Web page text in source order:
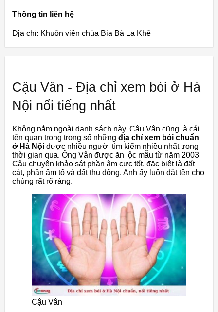
Thông tin liên hệ
Địa chỉ: Khuôn viên chùa Bia Bà La Khê
Cậu Vân - Địa chỉ xem bói ở Hà
Nội nổi tiếng nhất
Không nằm ngoài danh sách này, Cậu Vân cũng là cái
tên quan trọng trong số những địa chỉ xem bói chuẩn
ở Hà Nội được nhiều người tìm kiếm nhiều nhất trong
thời gian qua. Ông Vân được ăn lộc mẫu từ năm 2003.
Cậu chuyên khảo sát phần âm cực tốt, đặc biệt là đất
cát, phần âm tổ và đất thụ động. Anh ấy luôn đặt tên cho
chúng rất rõ ràng.
Cậu Vân